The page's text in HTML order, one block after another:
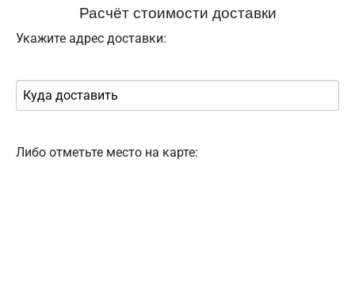
Расчёт стоимости доставки
Укажите адрес доставки:
Либо отметьте место на карте: